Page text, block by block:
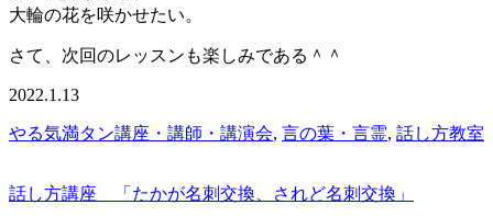
大輪の花を咲かせたい。
さて、次回のレッスンも楽しみである＾＾
2022.1.13
やる気満タン講座・講師・講演会, 言の葉・言霊, 話し方教室
話し方講座 「たかが名刺交換、されど名刺交換」